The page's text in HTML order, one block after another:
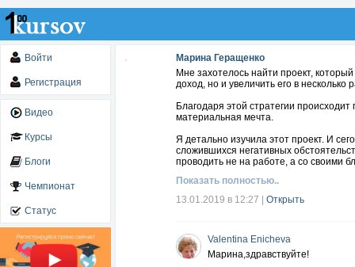
Войти
Регистрация
Видео
Курсы
Блоги
Чемпионат
Статус
Марина Геращенко
Мне захотелось найти проект,
доход, но и увеличить его в
Благодаря этой стратегии
материальная мечта.
Я детально изучила этот проект. И
сложившихся негативных
проводить не на работе, а со своими
Показать полностью..
13.01.2019 в 12:27
Открыть
Valentina Enicheva
Марина,здравствуйте!